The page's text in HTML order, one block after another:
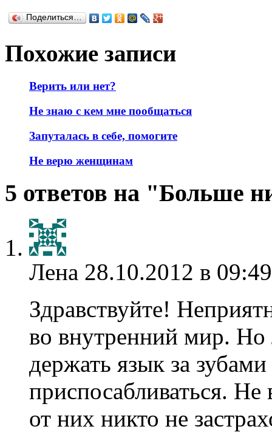
Поделиться…
Похожие записи
Верить или нет?
Не знаю с кем мне пообщаться
Запуталась в себе, помогите
Не верю женщинам
5 ответов на "Больше
Лена 28.10.2012 в
Здравствуйте!
во внутренний мир. Но
держать язык за
приспосабливаться.
от них никто не